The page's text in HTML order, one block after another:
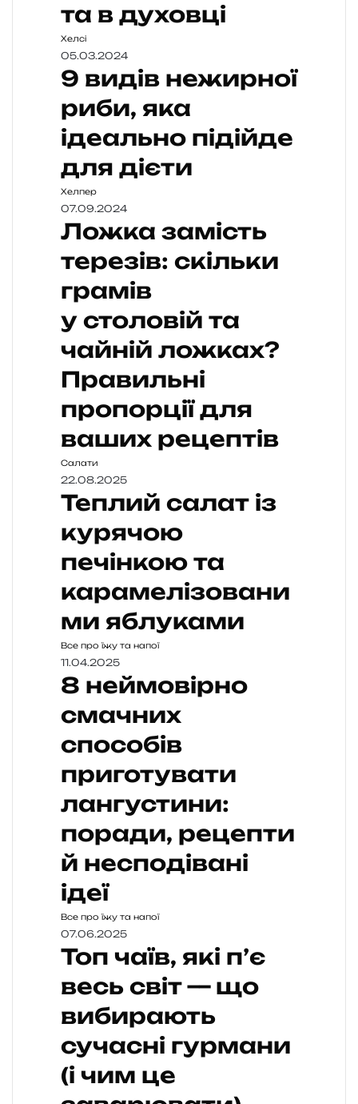
та в духовці
Хелсі
05.03.2024
9 видів нежирної
риби, яка
ідеально підійде
для дієти
Хелпер
07.09.2024
Ложка замість
терезів: скільки
грамів
у столовій та
чайній ложках?
Правильні
пропорції для
ваших рецептів
Салати
22.08.2025
Теплий салат із
курячою
печінкою та
карамелізовани
ми яблуками
Все про їжу та напої
11.04.2025
8 неймовірно
смачних
способів
приготувати
лангустини:
поради, рецепти
й несподівані
ідеї
Все про їжу та напої
07.06.2025
Топ чаїв, які п’є
весь світ — що
вибирають
сучасні гурмани
(і чим це